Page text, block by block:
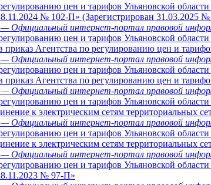
цен и тарифов Ульяновской
№ 102-П» (Зарегистрирован 31.03.2025
Официальный интернет-портал правовой
цен и тарифов Ульяновской
Агентства по регулированию цен и
— Официальный интернет-портал правовой
цен и тарифов Ульяновской
Агентства по регулированию цен и
— Официальный интернет-портал правовой
цен и тарифов Ульяновской
к электрическим сетям территориальных
— Официальный интернет-портал правовой
цен и тарифов Ульяновской
к электрическим сетям территориальных
— Официальный интернет-портал правовой
цен и тарифов Ульяновской
№ 97-П»